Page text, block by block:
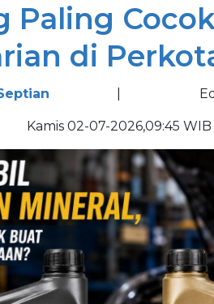
Paling
di
Kamis 02-07-2026,09:45 WIB